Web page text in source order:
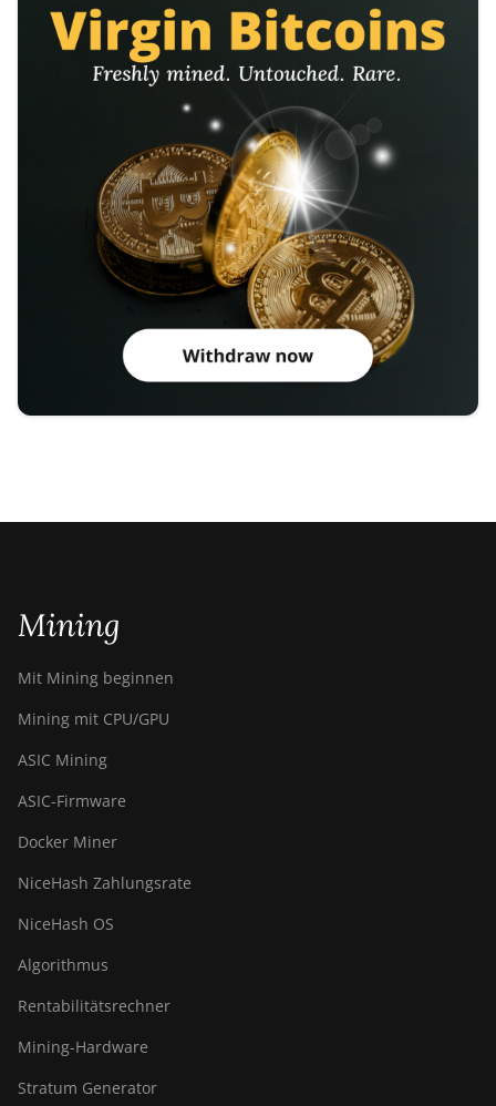
Mining
Mit Mining beginnen
Mining mit CPU/GPU
ASIC Mining
ASIC-Firmware
Docker Miner
NiceHash Zahlungsrate
NiceHash OS
Algorithmus
Rentabilitätsrechner
Mining-Hardware
Stratum Generator